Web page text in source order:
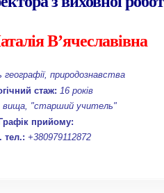
В’ячеславівна
географії, природознавства
стаж: 16 років
вища, "старший учитель"
прийому:
тел.: +380979112872